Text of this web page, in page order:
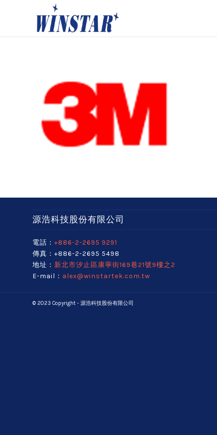
源浩科技股份有限公司
電話： +886-2-2695 9291
傳真：+886-2-2695 5498
地址： 新北市汐止區康寧街169巷21號9樓之2
E-mail： alex@winstartek.com.tw
© 2023 Copyright - 源浩科技股份有限公司